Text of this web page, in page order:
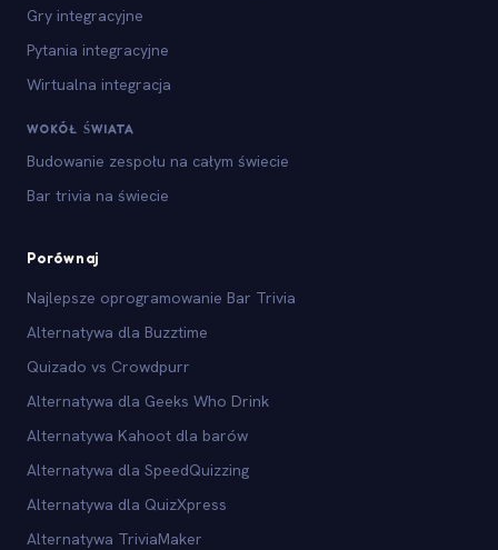
Gry integracyjne
Pytania integracyjne
Wirtualna integracja
WOKÓŁ ŚWIATA
Budowanie zespołu na całym świecie
Bar trivia na świecie
Porównaj
Najlepsze oprogramowanie Bar Trivia
Alternatywa dla Buzztime
Quizado vs Crowdpurr
Alternatywa dla Geeks Who Drink
Alternatywa Kahoot dla barów
Alternatywa dla SpeedQuizzing
Alternatywa dla QuizXpress
Alternatywa TriviaMaker